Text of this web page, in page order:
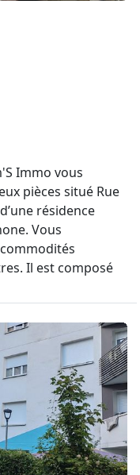
Immo vous
pièces situé Rue
résidence
Vous
Il est composé